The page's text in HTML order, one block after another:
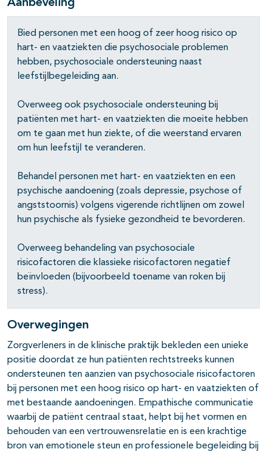
open- en dichtklappen
open- en dichtklappen
open- en dichtklappen
Aanbeveling
Bied personen met een hoog of zeer hoog risico op
hart- en vaatziekten die psychosociale problemen
hebben, psychosociale ondersteuning naast
leefstijlbegeleiding aan.
Overweeg ook psychosociale ondersteuning bij
patiënten met hart- en vaatziekten die moeite hebben
om te gaan met hun ziekte, of die weerstand ervaren
om hun leefstijl te veranderen.
Behandel personen met hart- en vaatziekten en een
psychische aandoening (zoals depressie, psychose of
angststoornis) volgens vigerende richtlijnen om zowel
hun psychische als fysieke gezondheid te bevorderen.
Overweeg behandeling van psychosociale
risicofactoren die klassieke risicofactoren negatief
beïnvloeden (bijvoorbeeld toename van roken bij
stress).
Overwegingen
Zorgverleners in de klinische praktijk bekleden een unieke
positie doordat ze hun patiënten rechtstreeks kunnen
ondersteunen ten aanzien van psychosociale risicofactoren
bij personen met een hoog risico op hart- en vaatziekten of
met bestaande aandoeningen. Empathische communicatie
waarbij de patiënt centraal staat, helpt bij het vormen en
behouden van een vertrouwensrelatie en is een krachtige
bron van emotionele steun en professionele begeleiding bij